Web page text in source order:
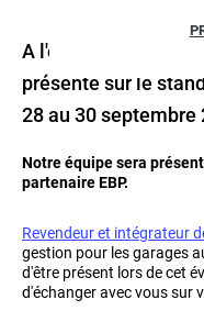
A l'occasion de
présente sur le
28 au 30 septembre
Notre équipe sera
partenaire EBP.
Revendeur et intégrateur
gestion pour les garages
d'être présent lors de cet
d'échanger avec vous sur